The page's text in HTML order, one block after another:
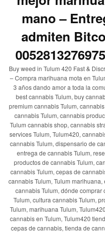
mano –
admiten
Buy weed in Tulum 420 Fast &
– Compra marihuana mota en
3 años dando amor a toda la
best cannabis Tulum, buy
premium cannabis Tulum,
cannabis Tulum, cannabis
Tulum cannabis shop, cannabis
services Tulum, Tulum420,
cannabis Tulum, dispensario de
entrega de cannabis Tulum,
productos de cannabis Tulum,
cannabis Tulum, cepas de
cannabis Tulum, Tulum
cannabis Tulum, dónde
Tulum, cultura cannabis Tulum,
Tulum, marihuana Tulum,
cannabis en Tulum, Tulum420
cepas de cannabis, tienda de